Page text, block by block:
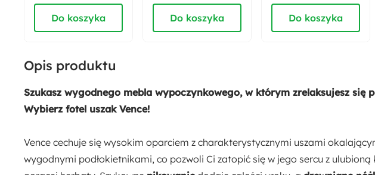
Wysokość nóżek:
Wysokość oparcia:
Wysokość siedziska:
55 cm
Ilość paczek:
Pufa w zestawie:
Do koszyka Do koszyka Do koszyka
Opis produktu
Szukasz wygodnego mebla wypoczynkowego, w którym zrelaksujesz się
Wybierz fotel uszak Vence!
Vence cechuje się wysokim oparciem z charakterystycznymi uszami
wygodnymi podłokietnikami, co pozwoli Ci zatopić się w jego sercu z ulubioną